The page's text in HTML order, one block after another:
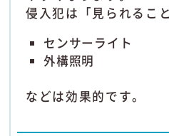
侵入犯は「見られるこ
センサーライト
外構照明
などは効果的です。